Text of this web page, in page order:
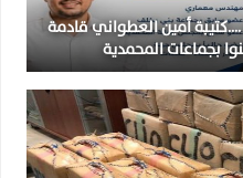
أمين العطواني قادمة
بجماعات المحمدية